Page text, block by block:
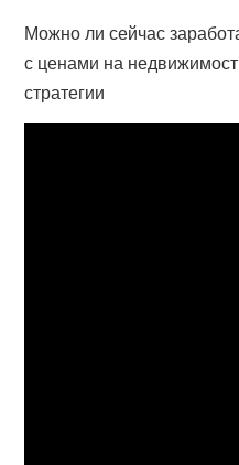
Можно ли сейчас
с ценами на
стратегии